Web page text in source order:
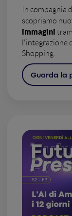
In compagnia
scopriamo
immagini
l'integrazione
Shopping.
Guarda la